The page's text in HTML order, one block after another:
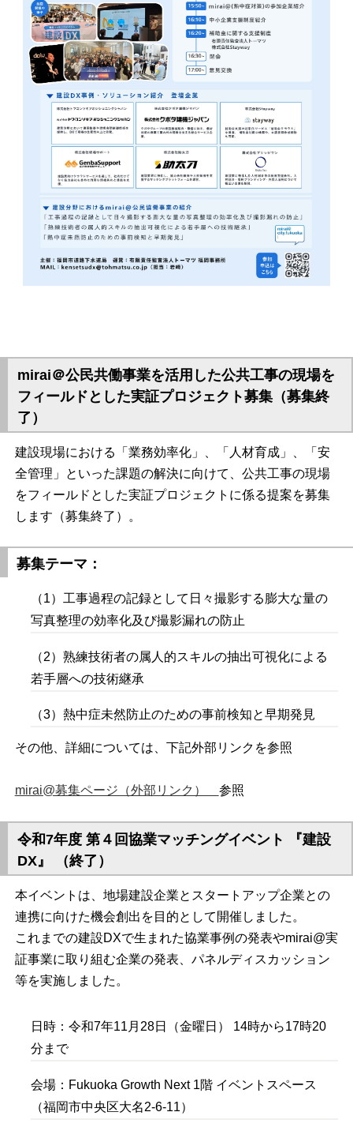
mirai＠公民共働事業を活用した公共工事の現場を
フィールドとした実証プロジェクト募集（募集終
了）
建設現場における「業務効率化」、「人材育成」、「安
全管理」といった課題の解決に向けて、公共工事の現場
をフィールドとした実証プロジェクトに係る提案を募集
します（募集終了）。
募集テーマ：
（1）工事過程の記録として日々撮影する膨大な量の
写真整理の効率化及び撮影漏れの防止
（2）熟練技術者の属人的スキルの抽出可視化による
若手層への技術継承
（3）熱中症未然防止のための事前検知と早期発見
その他、詳細については、下記外部リンクを参照
mirai@募集ページ（外部リンク） 参照
令和7年度 第４回協業マッチングイベント 『建設
DX』 （終了）
本イベントは、地場建設企業とスタートアップ企業との
連携に向けた機会創出を目的として開催しました。
これまでの建設DXで生まれた協業事例の発表やmirai@実
証事業に取り組む企業の発表、パネルディスカッション
等を実施しました。
日時：令和7年11月28日（金曜日） 14時から17時20
分まで
会場：Fukuoka Growth Next 1階 イベントスペース
（福岡市中央区大名2-6-11）